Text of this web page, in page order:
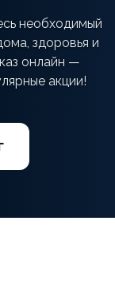
необходимый
здоровья и
онлайн —
акции!